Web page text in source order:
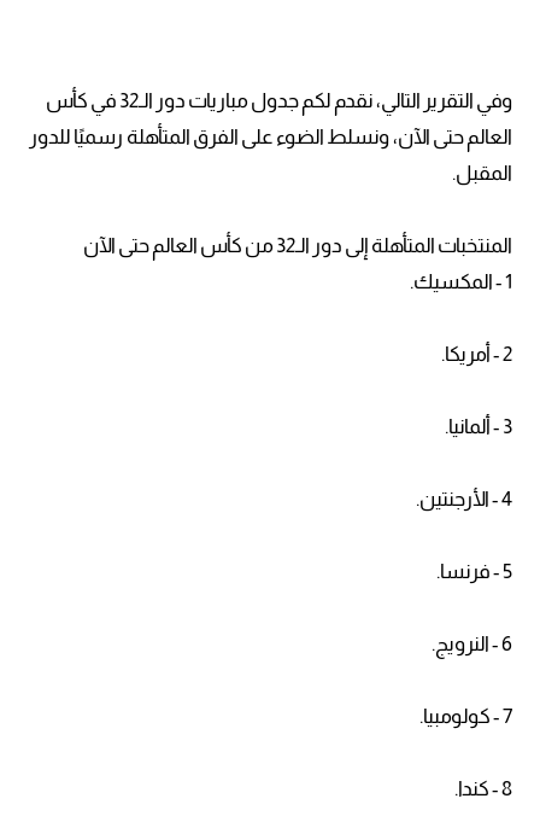
وفي التقرير التالي، نقدم لكم جدول مباريات دور الـ32 في كأس
العالم حتى الآن، ونسلط الضوء على الفرق المتأهلة رسميًا للدور
المقبل.
المنتخبات المتأهلة إلى دور الـ32 من كأس العالم حتى الآن
1 - المكسيك.
2 - أمريكا.
3 - ألمانيا.
4 - الأرجنتين.
5 - فرنسا.
6 - النرويج.
7 - كولومبيا.
8 - كندا.